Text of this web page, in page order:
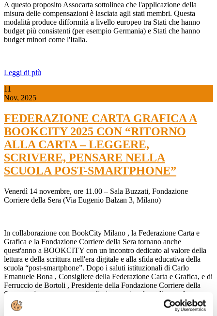
A questo proposito Assocarta sottolinea che l'applicazione della
misura delle compensazioni è lasciata agli stati membri. Questa
modalità produce difformità a livello europeo tra Stati che hanno
budget più consistenti (per esempio Germania) e Stati che hanno
budget minori come l'Italia.
Leggi di più
11
Nov, 2025
FEDERAZIONE CARTA GRAFICA A
BOOKCITY 2025 CON “RITORNO
ALLA CARTA – LEGGERE,
SCRIVERE, PENSARE NELLA
SCUOLA POST-SMARTPHONE”
Venerdì 14 novembre, ore 11.00 – Sala Buzzati, Fondazione
Corriere della Sera (Via Eugenio Balzan 3, Milano)
In collaborazione con BookCity Milano , la Federazione Carta e
Grafica e la Fondazione Corriere della Sera tornano anche
quest'anno a BOOKCITY con un incontro dedicato al valore della
lettura e della scrittura nell'era digitale e alla sfida educativa della
scuola “post-smartphone”. Dopo i saluti istituzionali di Carlo
Emanuele Bona , Consigliere della Federazione Carta e Grafica, e di
Ferruccio de Bortoli , Presidente della Fondazione Corriere della
Sera, verrà presentato uno
studio internazionale
realizzato da
University of Pennsylvania
Jawaharlal Nehru Universitye
University of Copenhagen
Studiare con o senza cellulare?